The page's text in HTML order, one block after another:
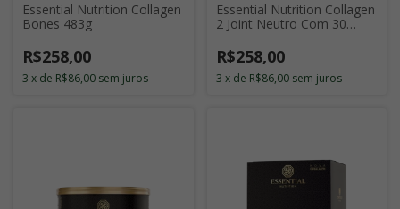
Essential Nutrition Collagen
Bones 483g
R$258,00
3 x de R$86,00 sem juros
Essential Nutrition Collagen
2 Joint Neutro Com 30
R$258,00
3 x de R$86,00 sem juros